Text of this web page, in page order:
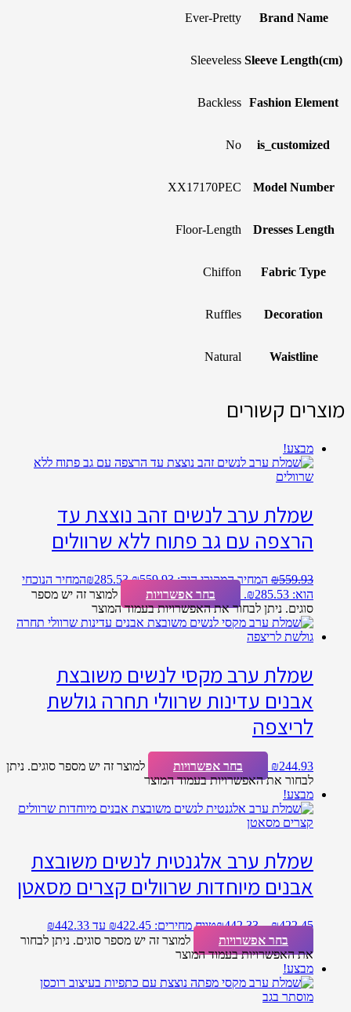
Brand Name
Ever-Pretty
Sleeve Length(cm)
Sleeveless
Fashion Element
Backless
is_customized
No
Model Number
XX17170PEC
Dresses Length
Floor-Length
Fabric Type
Chiffon
Decoration
Ruffles
Waistline
Natural
מוצרים קשורים
מבצע!
שמלת ערב לנשים זהב נוצצת עד
הרצפה עם גב פתוח ללא שרוולים
₪559.93 המחיר המקורי היה: ₪559.93. ₪285.53
המחיר הנוכחי
הוא: ₪285.53.
בחר אפשרויות
למוצר זה יש מספר
סוגים. ניתן לבחור את האפשרויות בעמוד המוצר
שמלת ערב מקסי לנשים משובצת
אבנים עדינות שרוולי תחרה גולשת
לריצפה
₪244.93 בחר אפשרויות
למוצר זה יש מספר סוגים. ניתן
לבחור את האפשרויות בעמוד המוצר
מבצע!
שמלת ערב אלגנטית לנשים משובצת
אבנים מיוחדות שרוולים קצרים מסאטן
₪422.45
–
₪442.33 טווח מחירים: ⁦₪422.45⁩ עד ⁦₪442.33⁩
בחר אפשרויות
למוצר זה יש מספר סוגים. ניתן לבחור
את האפשרויות בעמוד המוצר
מבצע!